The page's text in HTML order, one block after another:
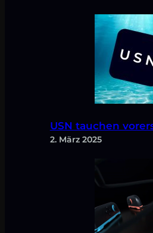
USN tauchen
2. März 2025